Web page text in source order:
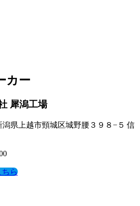
カー
犀潟工場
潟県上越市頸城区城野腰３９８−５ 信
ちら